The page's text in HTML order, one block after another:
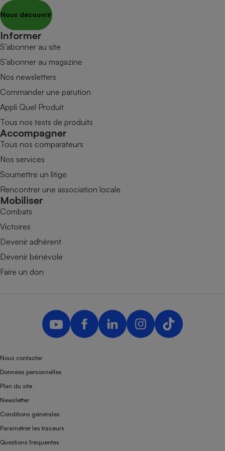
Nous découvrir
Informer
S’abonner au site
S’abonner au magazine
Nos newsletters
Commander une parution
Appli Quel Produit
Tous nos tests de produits
Accompagner
Tous nos comparateurs
Nos services
Soumettre un litige
Rencontrer une association locale
Mobiliser
Combats
Victoires
Devenir adhérent
Devenir bénévole
Faire un don
Nous contacter
Données personnelles
Plan du site
Newsletter
Conditions générales
Paramétrer les traceurs
Questions fréquentes